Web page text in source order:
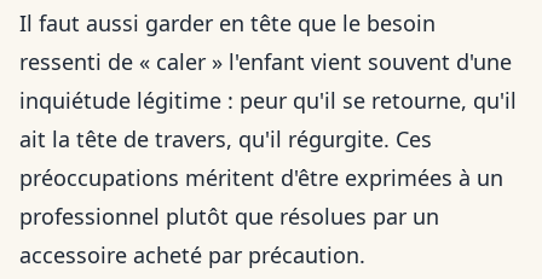
Il faut aussi garder en tête que le besoin
ressenti de « caler » l'enfant vient souvent d'une
inquiétude légitime : peur qu'il se retourne, qu'il
ait la tête de travers, qu'il régurgite. Ces
préoccupations méritent d'être exprimées à un
professionnel plutôt que résolues par un
accessoire acheté par précaution.